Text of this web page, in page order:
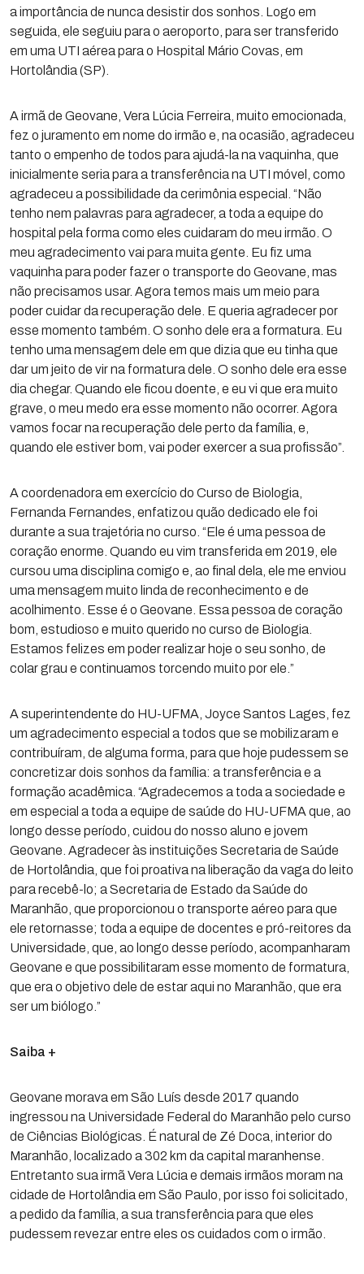
a importância de nunca desistir dos sonhos. Logo em
seguida, ele seguiu para o aeroporto, para ser transferido
em uma UTI aérea para o Hospital Mário Covas, em
Hortolândia (SP).
A irmã de Geovane, Vera Lúcia Ferreira, muito emocionada,
fez o juramento em nome do irmão e, na ocasião, agradeceu
tanto o empenho de todos para ajudá-la na vaquinha, que
inicialmente seria para a transferência na UTI móvel, como
agradeceu a possibilidade da cerimônia especial. “Não
tenho nem palavras para agradecer, a toda a equipe do
hospital pela forma como eles cuidaram do meu irmão. O
meu agradecimento vai para muita gente. Eu fiz uma
vaquinha para poder fazer o transporte do Geovane, mas
não precisamos usar. Agora temos mais um meio para
poder cuidar da recuperação dele. E queria agradecer por
esse momento também. O sonho dele era a formatura. Eu
tenho uma mensagem dele em que dizia que eu tinha que
dar um jeito de vir na formatura dele. O sonho dele era esse
dia chegar. Quando ele ficou doente, e eu vi que era muito
grave, o meu medo era esse momento não ocorrer. Agora
vamos focar na recuperação dele perto da família, e,
quando ele estiver bom, vai poder exercer a sua profissão”.
A coordenadora em exercício do Curso de Biologia,
Fernanda Fernandes, enfatizou quão dedicado ele foi
durante a sua trajetória no curso. “Ele é uma pessoa de
coração enorme. Quando eu vim transferida em 2019, ele
cursou uma disciplina comigo e, ao final dela, ele me enviou
uma mensagem muito linda de reconhecimento e de
acolhimento. Esse é o Geovane. Essa pessoa de coração
bom, estudioso e muito querido no curso de Biologia.
Estamos felizes em poder realizar hoje o seu sonho, de
colar grau e continuamos torcendo muito por ele.”
A superintendente do HU-UFMA, Joyce Santos Lages, fez
um agradecimento especial a todos que se mobilizaram e
contribuíram, de alguma forma, para que hoje pudessem se
concretizar dois sonhos da família: a transferência e a
formação acadêmica. “Agradecemos a toda a sociedade e
em especial a toda a equipe de saúde do HU-UFMA que, ao
longo desse período, cuidou do nosso aluno e jovem
Geovane. Agradecer às instituições Secretaria de Saúde
de Hortolândia, que foi proativa na liberação da vaga do leito
para recebê-lo; a Secretaria de Estado da Saúde do
Maranhão, que proporcionou o transporte aéreo para que
ele retornasse; toda a equipe de docentes e pró-reitores da
Universidade, que, ao longo desse período, acompanharam
Geovane e que possibilitaram esse momento de formatura,
que era o objetivo dele de estar aqui no Maranhão, que era
ser um biólogo.”
Saiba +
Geovane morava em São Luís desde 2017 quando
ingressou na Universidade Federal do Maranhão pelo curso
de Ciências Biológicas. É natural de Zé Doca, interior do
Maranhão, localizado a 302 km da capital maranhense.
Entretanto sua irmã Vera Lúcia e demais irmãos moram na
cidade de Hortolândia em São Paulo, por isso foi solicitado,
a pedido da família, a sua transferência para que eles
pudessem revezar entre eles os cuidados com o irmão.